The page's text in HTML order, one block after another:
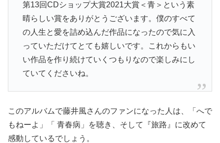
第13回CDショップ大賞2021大賞＜青＞という素
晴らしい賞をありがとうございます。僕のすべて
の人生と愛を詰め込んだ作品になったので気に入
っていただけてとても嬉しいです。これからもい
い作品を作り続けていくつもりなので楽しみにし
ていてくださいね。
このアルバムで藤井風さんのファンになった人は、「へで
もねーよ」「 青春病」を聴き、そして『旅路』に改めて
感動しているでしょう。